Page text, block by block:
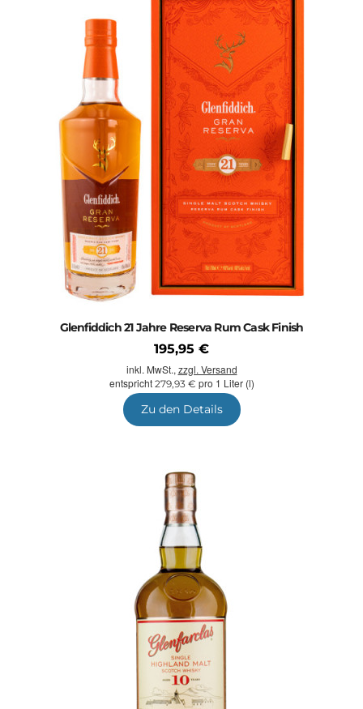
Glenfiddich 21 Jahre Reserva Rum Cask Finish
195,95 €
inkl. MwSt., zzgl. Versand
entspricht 279,93 € pro 1 Liter (l)
Zu den Details